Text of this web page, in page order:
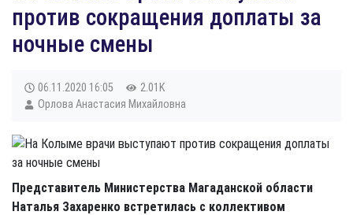
против сокращения доплаты за
ночные смены
06.11.2020 16:05
2.01K
Орлова Анастасия Михайловна
Представитель Министерства Магаданской области
Наталья Захаренко встретилась с коллективом